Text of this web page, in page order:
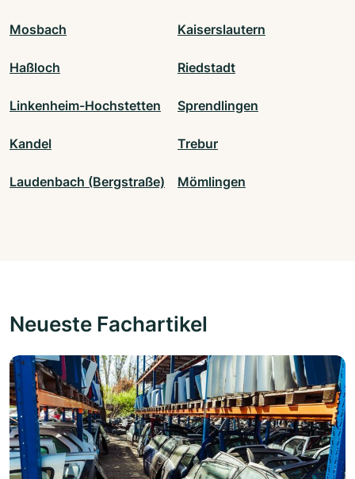
Mosbach Kaiserslautern
Haßloch Riedstadt
Linkenheim-Hochstetten Sprendlingen
Kandel Trebur
Laudenbach (Bergstraße) Mömlingen
Neueste Fachartikel